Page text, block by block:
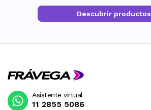
Descubrir productos
Asistente virtual
11 2855 5086